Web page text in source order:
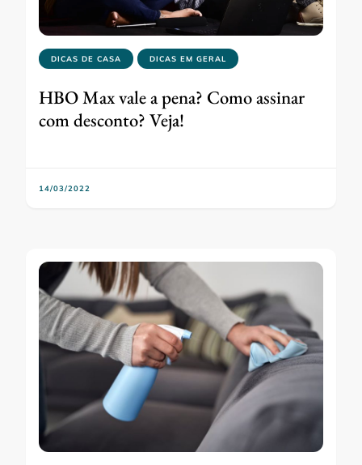
DICAS DE CASA DICAS EM GERAL
HBO Max vale a pena? Como assinar
com desconto? Veja!
14/03/2022